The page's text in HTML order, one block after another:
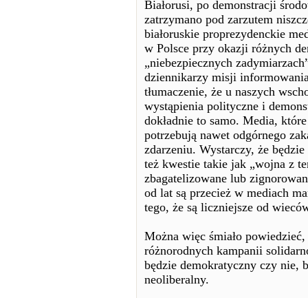
Białorusi, po demonstracji
zatrzymano pod zarzutem
białoruskie proprezydenckie
w Polsce przy okazji różnych
„niebezpiecznych
dziennikarzy misji
tłumaczenie, że u naszych
wystąpienia polityczne i
dokładnie to samo. Media,
potrzebują nawet odgórnego
zdarzeniu. Wystarczy, że
też kwestie takie jak „wojna z
zbagatelizowane lub
od lat są przecież w mediach
tego, że są liczniejsze od
Można więc śmiało
różnorodnych kampanii
będzie demokratyczny czy nie,
neoliberalny.